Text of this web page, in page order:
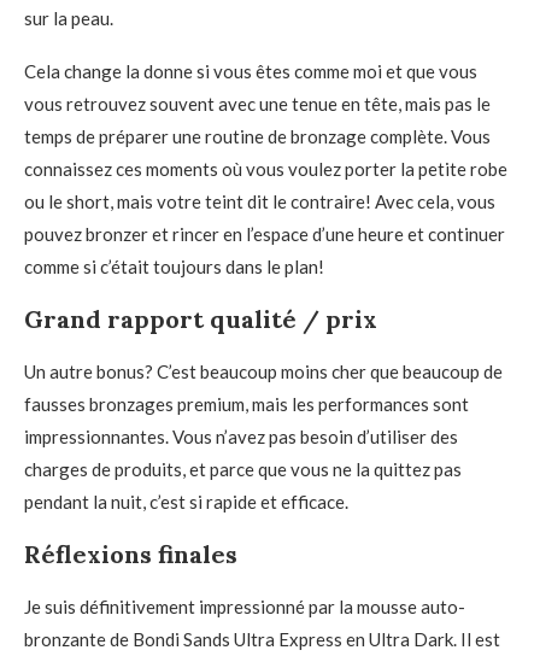
sur la peau.
Cela change la donne si vous êtes comme moi et que vous
vous retrouvez souvent avec une tenue en tête, mais pas le
temps de préparer une routine de bronzage complète. Vous
connaissez ces moments où vous voulez porter la petite robe
ou le short, mais votre teint dit le contraire! Avec cela, vous
pouvez bronzer et rincer en l’espace d’une heure et continuer
comme si c’était toujours dans le plan!
Grand rapport qualité / prix
Un autre bonus? C’est beaucoup moins cher que beaucoup de
fausses bronzages premium, mais les performances sont
impressionnantes. Vous n’avez pas besoin d’utiliser des
charges de produits, et parce que vous ne la quittez pas
pendant la nuit, c’est si rapide et efficace.
Réflexions finales
Je suis définitivement impressionné par la mousse auto-
bronzante de Bondi Sands Ultra Express en Ultra Dark. Il est